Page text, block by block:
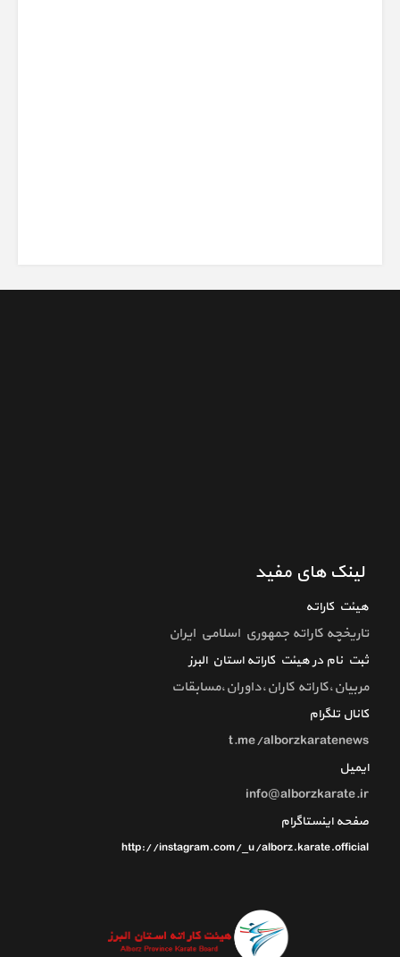
لینک های مفید
هیئت کاراته
تاريخچه كاراته جمهوري اسلامي ايران
ثبت نام در هیئت کاراته استان البرز
مربیان،کاراته کاران،داوران،مسابقات
کانال تلگرام
t.me/alborzkaratenews
ایمیل
info@alborzkarate.ir
صفحه اینستاگرام
http://instagram.com/_u/alborz.karate.official